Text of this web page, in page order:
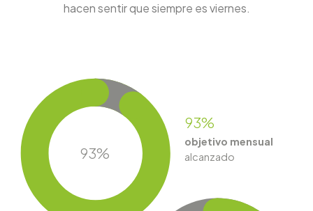
hacen sentir que siempre es viernes.
93%
93%
objetivo mensual
alcanzado